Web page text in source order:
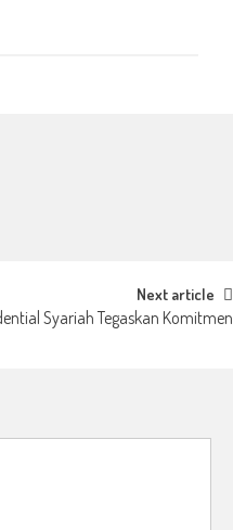
Next article
Syariah Tegaskan Komitmen